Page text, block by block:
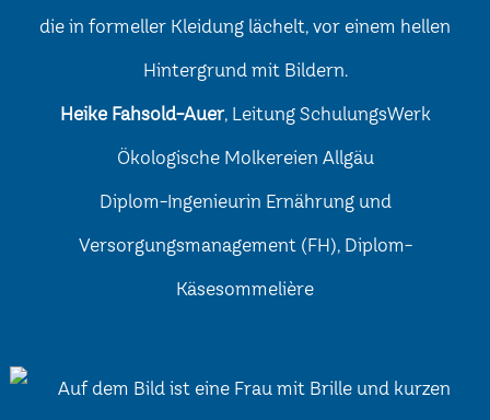
Heike Fahsold-Auer, Leitung SchulungsWerk
Ökologische Molkereien Allgäu
Diplom-Ingenieurin Ernährung und
Versorgungsmanagement (FH), Diplom-
Käsesommelière